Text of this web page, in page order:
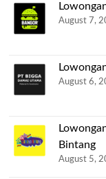
August 7,
August 6,
Bintang
August 5,